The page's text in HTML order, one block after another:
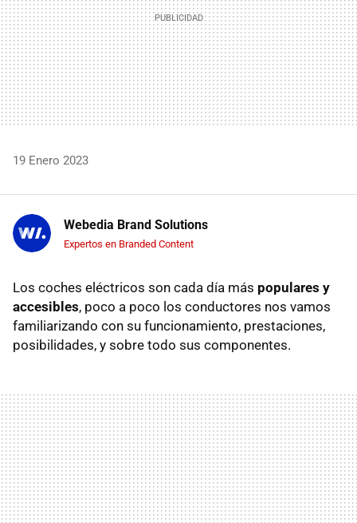
19 Enero 2023
Webedia Brand Solutions
Expertos en Branded Content
Los coches eléctricos son cada día más populares y
accesibles, poco a poco los conductores nos vamos
familiarizando con su funcionamiento, prestaciones,
posibilidades, y sobre todo sus componentes.